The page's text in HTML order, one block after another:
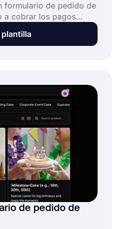
formulario de pedido de
a cobrar los pagos
formulario en línea,
agregar
pedidos en línea.
plantilla
de pedido de